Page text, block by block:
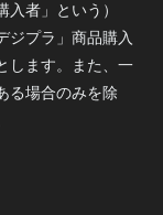
者」という）
ジプラ」商品購入
します。また、一
る場合のみを除